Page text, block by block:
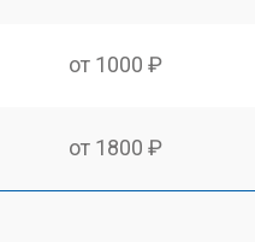
от 1000 ₽
от 1800 ₽